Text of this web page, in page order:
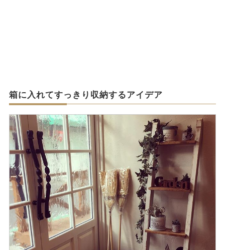
箱に入れてすっきり収納するアイデア